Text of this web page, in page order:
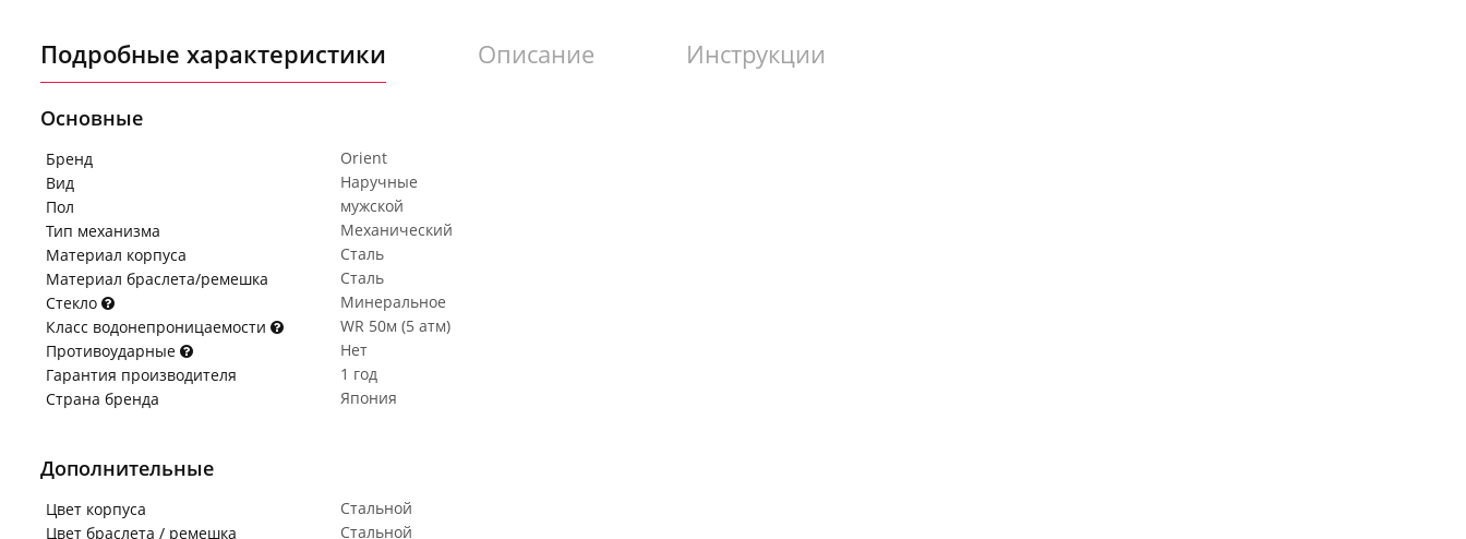
Подробные характеристики Описание Инструкции
Основные
Бренд
Orient
Вид
Наручные
Пол
мужской
Тип механизма
Механический
Материал корпуса
Сталь
Материал браслета/ремешка
Сталь
Стекло
Минеральное
Класс водонепроницаемости
WR 50м (5 атм)
Противоударные
Нет
Гарантия производителя
1 год
Страна бренда
Япония
Дополнительные
Цвет корпуса
Стальной
Цвет браслета / ремешка
Стальной